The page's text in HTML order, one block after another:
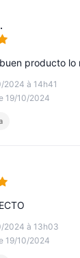
5
2024 à 14h41
19/10/2024
producto lo
5
2024 à 13h03
19/10/2024